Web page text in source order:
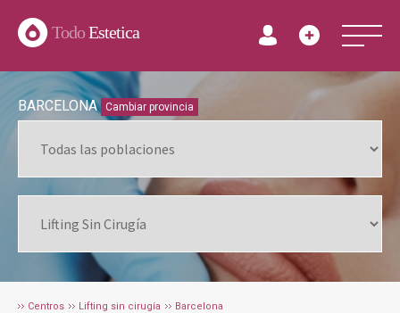
TodoEstetica
BARCELONA Cambiar provincia
Centros Lifting sin cirugía Barcelona